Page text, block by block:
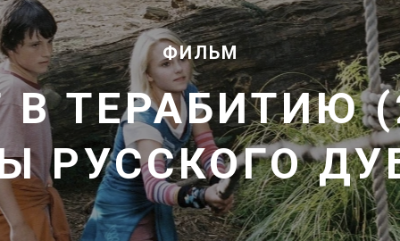
Видеорекламы
ФИЛЬМ
ТЕРАБИТИЮ
—
РУССКОГО